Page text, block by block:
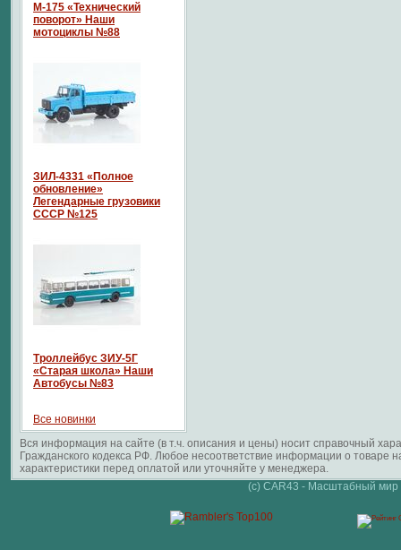
М-175 «Технический
поворот» Наши
мотоциклы №88
ЗИЛ-4331 «Полное
обновление»
Легендарные грузовики
СССР №125
Троллейбус ЗИУ-5Г
«Старая школа» Наши
Автобусы №83
Все новинки
Вся информация на сайте (в т.ч. описания и цены) носит справочный
Гражданского кодекса РФ. Любое несоответствие информации о
характеристики перед оплатой или уточняйте у менеджера.
(c) CAR43 - Масштабный мир